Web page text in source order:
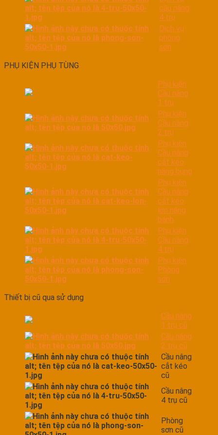
cầu nâng
4 trụ
Dịch vụ
phòng
sơn
PHỤ KIỆN PHỤ TÙNG
Phụ kiện
Cầu nâng
1 trụ
Phụ kiện
Cầu nâng
2 trụ
Phụ kiện
Cầu nâng
cắt kéo
nâng bụng
Phụ kiện
Cầu nâng
cắt kéo
lớn nâng
bánh
Phụ kiện
Cầu nâng
4 trụ
Phụ kiện
Phòng
sơn
Thiết bị cũ qua sử dụng
Cầu nâng
1 trụ cũ
Cầu nâng
2 trụ cũ
Cầu nâng
cắt kéo
cũ
Cầu nâng
4 trụ cũ
Phòng
sơn cũ